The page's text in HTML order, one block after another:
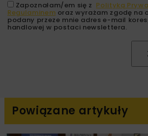
Zapoznałam/em się z Polityką
Regulaminem oraz wyrażam zgodę na
podany przeze mnie adres e-mail
handlowej w postaci newslettera.
Powiązane artykuły